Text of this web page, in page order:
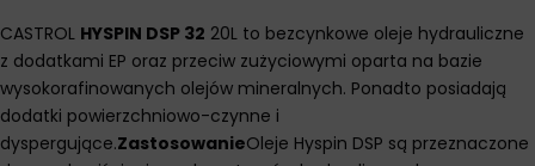
CASTROL HYSPIN DSP 32 20L to bezcynkowe oleje hydrauliczne
z dodatkami EP oraz przeciw zużyciowymi oparta na bazie
wysokorafinowanych olejów mineralnych. Ponadto posiadają
dodatki powierzchniowo-czynne i
dyspergujące.ZastosowanieOleje Hyspin DSP są przeznaczone